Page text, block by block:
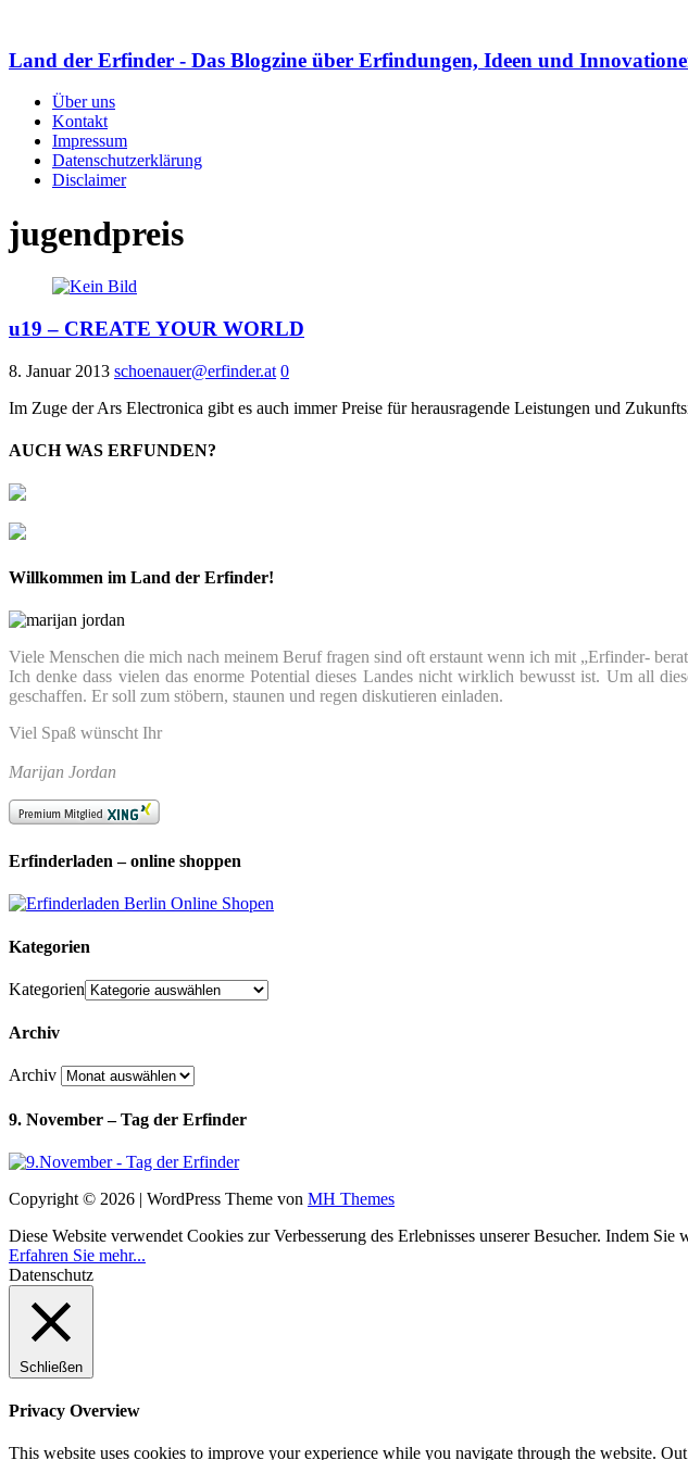
Land der Erfinder - Das Blogzine über Erfindungen, Ideen und
Über uns
Kontakt
Impressum
Datenschutzerklärung
Disclaimer
jugendpreis
u19 – CREATE YOUR WORLD
8. Januar 2013 schoenauer@erfinder.at 0
Im Zuge der Ars Electronica gibt es auch immer Preise für herausragende Leistungen und
AUCH WAS ERFUNDEN?
Willkommen im Land der Erfinder!
Viele Menschen die mich nach meinem Beruf fragen sind oft erstaunt wenn ich mit „Erfinder-
Ich denke dass vielen das enorme Potential dieses Landes nicht wirklich bewusst ist. Um all
geschaffen. Er soll zum stöbern, staunen und regen diskutieren einladen.
Viel Spaß wünscht Ihr
Marijan Jordan
Erfinderladen – online shoppen
Kategorien
Kategorien
Archiv
Archiv
9. November – Tag der Erfinder
Copyright © 2026 | WordPress Theme von MH Themes
Diese Website verwendet Cookies zur Verbesserung des Erlebnisses unserer Besucher. Indem
Erfahren Sie mehr...
Datenschutz
Schließen
Privacy Overview
This website uses cookies to improve your experience while you navigate through the website.